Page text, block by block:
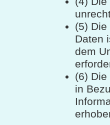
(5)
Daten
dem
(6)
in